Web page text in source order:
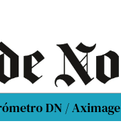
DN / Aximage